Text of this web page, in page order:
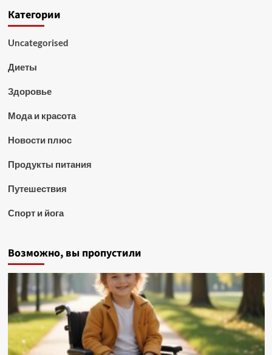
Категории
Uncategorised
Диеты
Здоровье
Мода и красота
Новости плюс
Продукты питания
Путешествия
Спорт и йога
Возможно, вы пропустили